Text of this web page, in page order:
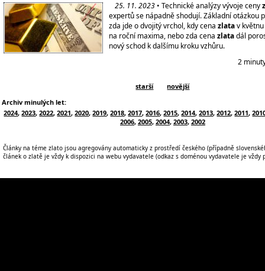
25. 11. 2023 • Technické analýzy vývoje ceny
expertů se nápadně shodují. Základní otázkou
zda jde o dvojitý vrchol, kdy cena zlatav
na roční maxima, nebo zda cena zlatadál
nový schod k dalšímu kroku vzhůru.
2
starší
novější
Archiv minulých let:
2024,2023,2022,2021,2020,2019,2018,2017,2016,2015,2014,2013,2012,2011,
2006, 2005, 2004, 2003, 2002
Články na téme zlato jsou agregovány automaticky z prostředí českého (případně
článek o zlatě je vždy k dispozici na webu vydavatele (odkaz s doménou vydavatele je vždy